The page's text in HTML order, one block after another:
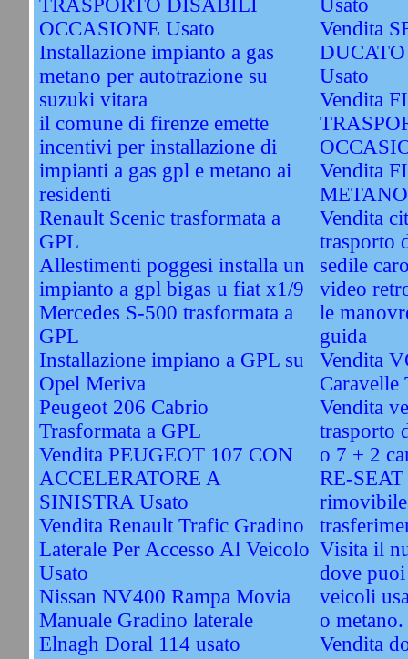
TRASPORTO DISABILI
OCCASIONE Usato
Installazione impianto a gas
metano per autotrazione su
suzuki vitara
il comune di firenze emette
incentivi per installazione di
impianti a gas gpl e metano ai
residenti
Renault Scenic trasformata a
GPL
Allestimenti poggesi installa un
impianto a gpl bigas u fiat x1/9
Mercedes S-500 trasformata a
GPL
Installazione impiano a GPL su
Opel Meriva
Peugeot 206 Cabrio
Trasformata a GPL
Vendita PEUGEOT 107 CON
ACCELERATORE A
SINISTRA Usato
Vendita Renault Trafic Gradino
Laterale Per Accesso Al Veicolo
Usato
Nissan NV400 Rampa Movia
Manuale Gradino laterale
Elnagh Doral 114 usato
Usato
Vendita
Usato
Vendita
Vendita
Vendita
trasporto
sedile
video
le
guida
Vendita
Caravelle
Vendita
trasporto
o 7 + 2
RE-SEAT
Visita il
dove
veicoli
o metano.
Vendita